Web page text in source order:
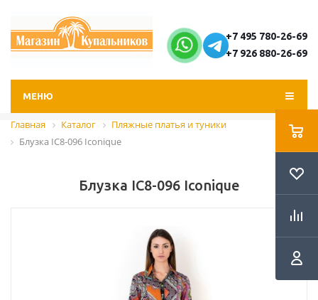
+7 495 780-26-69
+7 926 880-26-69
МЕНЮ
Главная Каталог
Пляжные платья и туники
Блузка IC8-096 Iconique
Блузка IC8-096 Iconique